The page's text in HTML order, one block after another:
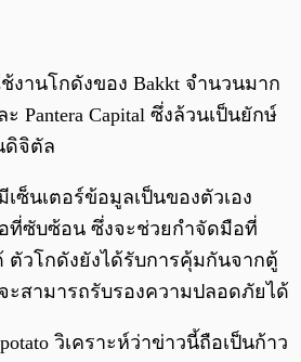
งานโกดังของ Bakkt จำนวนมาก
Pantera Capital ซึ่งล้วนเป็นยักษ์
ดิจิตัล
ซ็นเตอร์ข้อมูลเป็นของตัวเอง
ที่ซับซ้อน ซึ่งจะช่วยกำจัดมือที่
วโกดังยังได้รับการคุ้มกันจากตู้
ะสามารถรับรองความปลอดภัยได้
วิเคราะห์ว่าข่าวนี้ถือเป็นก้าว